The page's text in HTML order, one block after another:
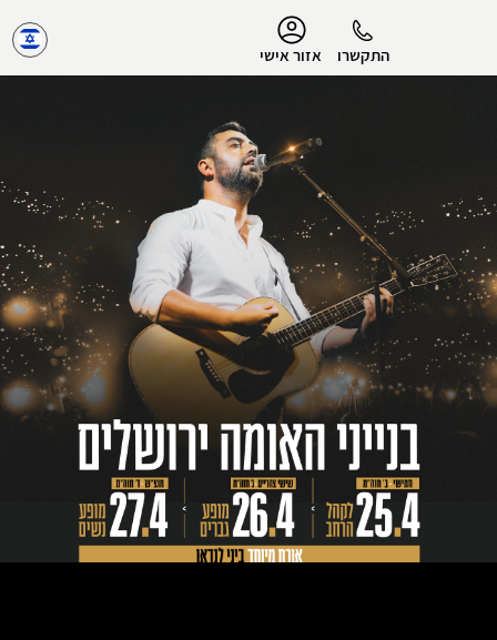
התקשרו אזור אישי
התנתק